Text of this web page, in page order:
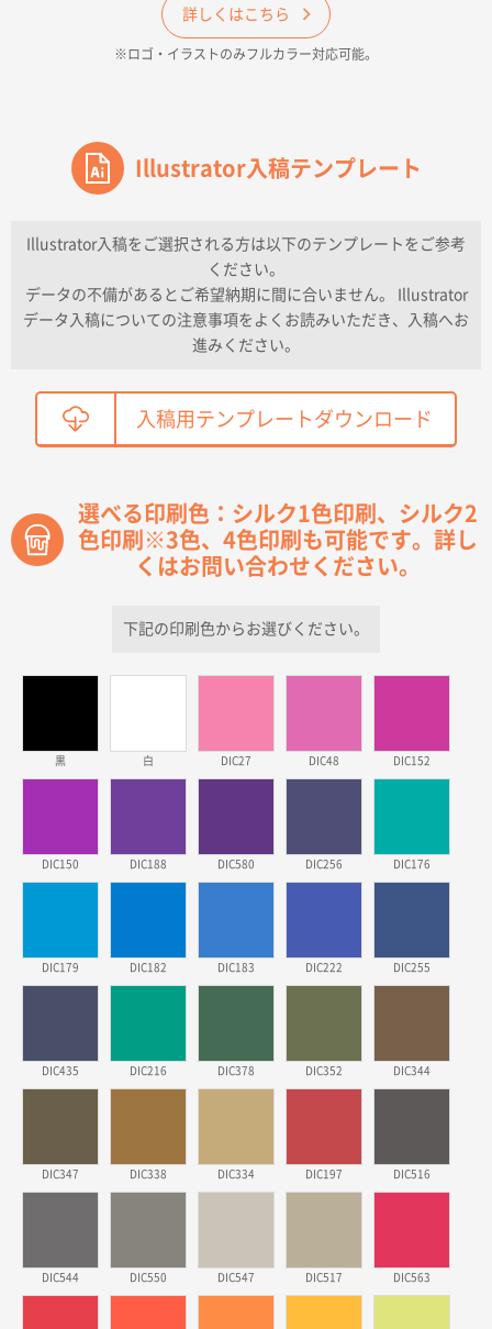
ECO OPPワンポイントポリ袋 A4サイズ（透明）
2026年04月16日 14:31
東京都のお客様
ワンポイントポリ袋 A4サイズ1000枚
2026年04月16日 11:41
ワンポイントポリ袋 A4サイズ300枚
2026年04月01日 16:32
こちらの需要にあったので
鳥取県T社様
【オーダー商品】特別ご注文ページ04
2150枚
青森県D社様
ラミネート紙袋 規格S1サイズ(A5対応)500枚
三重県S社様
希望の商品、値段であった。いぜん注文したことがあ
るため、
ECOワンポイントポリ袋 A4サイズ（白）500枚
2026年03月19日 18:57
埼玉県のお客様
ポリ袋 手穴A4サイズ5000枚
実績が多そうでお安いようだったので
2026年03月09日 08:27
詳しくはこちら
※ロゴ・イラストのみフルカラー対応可能。
Illustrator入稿テンプレート
Illustrator入稿をご選択される方は以下のテンプレートをご参考
ください。
データの不備があるとご希望納期に間に合いません。 Illustrator
データ入稿についての注意事項をよくお読みいただき、入稿へお
進みください。
入稿用テンプレートダウンロード
選べる印刷色：シルク1色印刷、シルク2
色印刷※3色、4色印刷も可能です。詳し
くはお問い合わせください。
下記の印刷色からお選びください。
黒 白 DIC27 DIC48 DIC152
DIC150 DIC188 DIC580 DIC256 DIC176
DIC179 DIC182 DIC183 DIC222 DIC255
DIC435 DIC216 DIC378 DIC352 DIC344
DIC347 DIC338 DIC334 DIC197 DIC516
DIC544 DIC550 DIC547 DIC517 DIC563